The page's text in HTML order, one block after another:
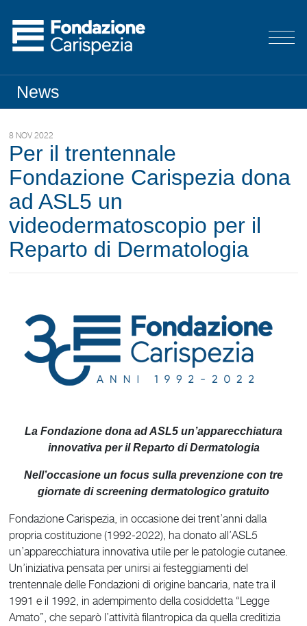
News
8 NOV 2022
Per il trentennale
Fondazione Carispezia dona
ad ASL5 un
videodermatoscopio per il
Reparto di Dermatologia
La Fondazione dona ad ASL5 un’apparecchiatura
innovativa per il Reparto di Dermatologia
Nell’occasione un focus sulla prevenzione con tre
giornate di screening dermatologico gratuito
Fondazione Carispezia, in occasione dei trent’anni dalla
propria costituzione (1992-2022), ha donato all’ASL5
un’apparecchiatura innovativa utile per le patologie cutanee.
Un’iniziativa pensata per unirsi ai festeggiamenti del
trentennale delle Fondazioni di origine bancaria, nate tra il
1991 e il 1992, in adempimento della cosiddetta “Legge
Amato”, che separò l’attività filantropica da quella creditizia